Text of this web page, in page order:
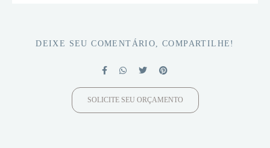
DEIXE SEU COMENTÁRIO, COMPARTILHE!
SOLICITE SEU ORÇAMENTO